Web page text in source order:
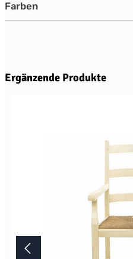
Farben
Produktgalerie überspringen
Ergänzende Produkte